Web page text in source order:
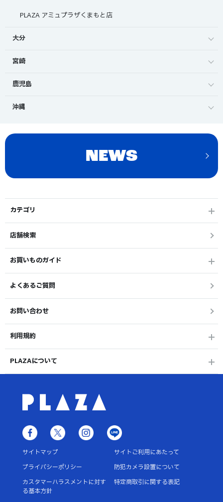
PLAZA アミュプラザくまもと店
大分
宮崎
鹿児島
沖縄
NEWS
カテゴリ
店舗検索
お買いものガイド
よくあるご質問
お問い合わせ
利用規約
PLAZAについて
サイトマップ
サイトご利用にあたって
プライバシーポリシー
防犯カメラ設置について
カスタマーハラスメントに対す
る基本方針
特定商取引に関する表記